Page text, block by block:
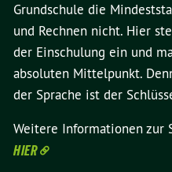
Grundschule die
und Rechnen nicht. Hier
der Einschulung ein und
absoluten Mittelpunkt.
der Sprache ist der
Weitere Informationen zur
HIER